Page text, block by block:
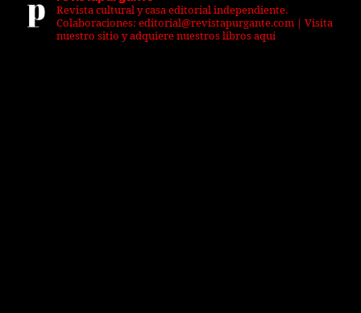
Revista cultural y casa editorial independiente.
Colaboraciones: editorial@revistapurgante.com | Visita
nuestro sitio y adquiere nuestros libros aquí